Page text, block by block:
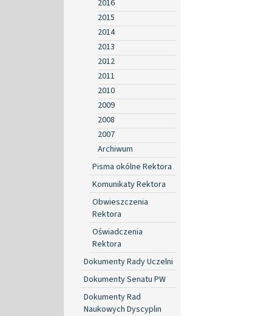
2016
2015
2014
2013
2012
2011
2010
2009
2008
2007
Archiwum
Pisma okólne Rektora
Komunikaty Rektora
Obwieszczenia
Rektora
Oświadczenia
Rektora
Dokumenty Rady Uczelni
Dokumenty Senatu PW
Dokumenty Rad
Naukowych Dyscyplin